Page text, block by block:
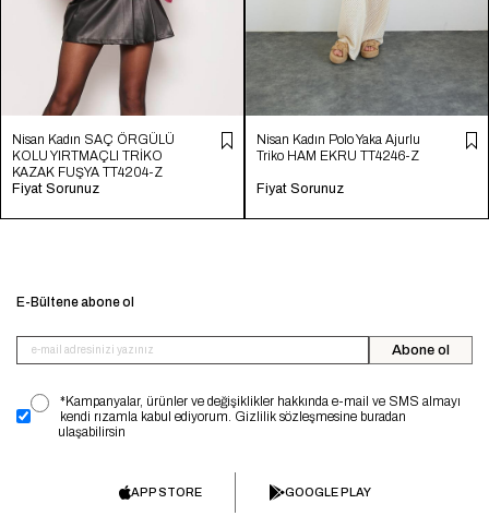
Nisan Kadın SAÇ ÖRGÜLÜ
KOLU YIRTMAÇLI TRİKO
KAZAK FUŞYA TT4204-Z
Fiyat Sorunuz
Nisan Kadın Polo Yaka Ajurlu
Triko HAM EKRU TT4246-Z
Fiyat Sorunuz
E-Bültene abone ol
Abone ol
*Kampanyalar, ürünler ve değişiklikler hakkında e-mail ve SMS almayı
kendi rızamla kabul ediyorum. Gizlilik sözleşmesine buradan
ulaşabilirsin
APP STORE GOOGLE PLAY